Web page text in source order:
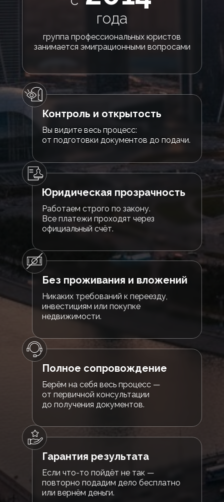
года
группа профессиональных юристов
занимается эмиграционными вопросами
Вы видите весь процесс:
от подготовки документов до подачи.
Контроль и открытость
Работаем строго по закону.
Все платежи проходят через
официальный счёт.
Юридическая прозрачность
Никаких требований к переезду,
инвестициям или покупке
недвижимости.
Без проживания и вложений
Берём на себя весь процесс —
от первичной консультации
до получения документов.
Полное сопровождение
Если что-то пойдёт не так —
повторно подадим дело бесплатно
или вернём деньги.
Гарантия результата